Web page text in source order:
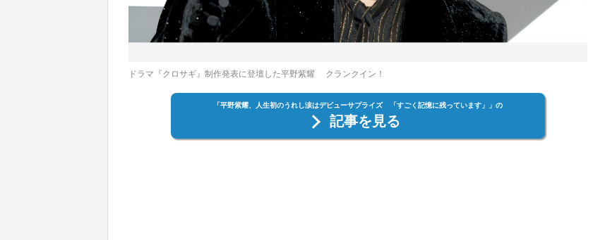
ドラマ『クロサギ』制作発表に登壇した平野紫耀 クランクイン！
「平野紫耀、人生初のうれし涙はデビューサプライズ 「すごく記憶に残っています」」の
記事を見る